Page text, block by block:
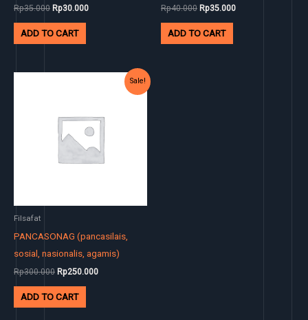
Rp35.000 Rp30.000
ADD TO CART
Rp40.000 Rp35.000
ADD TO CART
Sale!
Filsafat
PANCASONAG (pancasilais,
sosial, nasionalis, agamis)
Rp300.000 Rp250.000
Current
ADD TO CART